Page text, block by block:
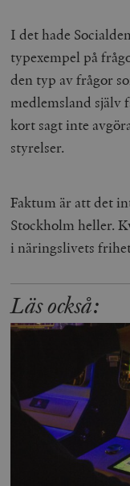
I det hade
typexempel på
den typ av frågor
medlemsland själv
kort sagt inte
styrelser.
Faktum är att det
Stockholm heller.
i näringslivets
Läs också: